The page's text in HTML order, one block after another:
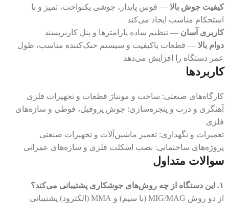
کیفیت جوش بالا — قوس پایدار، جوشی یکنواخت، تمیز و با
استحکام مناسب ایجاد می‌کند
کاربری آسان — تنظیم ساده پارامترها و پنل کاربرپسند
دوام بالا — قطعات باکیفیت و سیستم خنک‌کننده مناسب، طول
عمر دستگاه را افزایش می‌دهد
کاربردها
کارگاه‌های صنعتی: ساخت و مونتاژ قطعات و تجهیزات فلزی
آهنگری و درب و پنجره‌سازی: جوش پروفیل، قوطی و سازه‌های
فلزی
تعمیرات و نگهداری: تعمیر ماشین‌آلات و تجهیزات صنعتی
پروژه‌های ساختمانی: نصب اسکلت فلزی و سازه‌های عمرانی
سوالات متداول
۱. این دستگاه از چه روش‌های جوشکاری پشتیبانی می‌کند؟
از دو روش MIG/MAG (با سیم) و MMA (الکترود) پشتیبانی